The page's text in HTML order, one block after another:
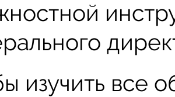
изучить все